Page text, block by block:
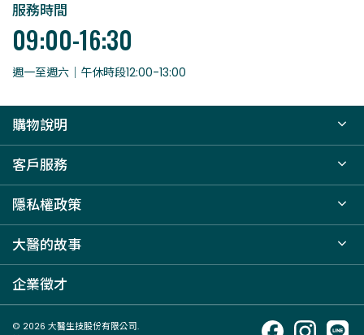
服務時間
09:00-16:30
週一至週六｜午休時段12:00-13:00
購物說明
客戶服務
隱私權政策
大醫的故事
企業徵才
© 2026 大醫生技股份有限公司.